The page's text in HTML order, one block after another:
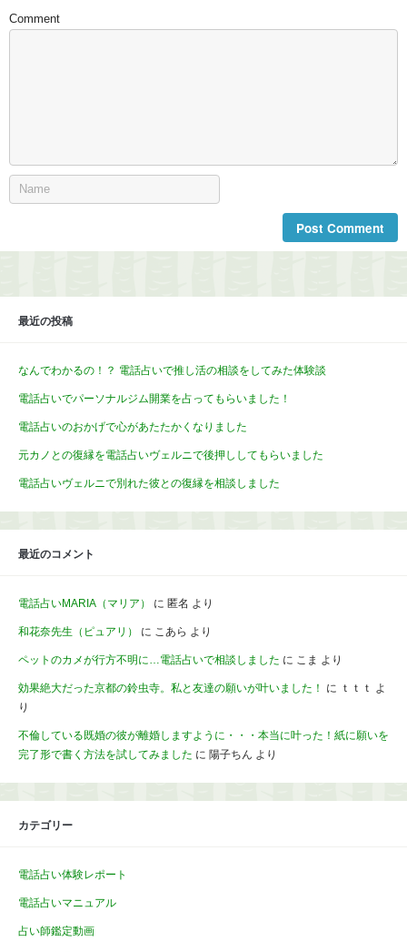
Comment
最近の投稿
なんでわかるの！？ 電話占いで推し活の相談をしてみた体験談
電話占いでパーソナルジム開業を占ってもらいました！
電話占いのおかげで心があたたかくなりました
元カノとの復縁を電話占いヴェルニで後押ししてもらいました
電話占いヴェルニで別れた彼との復縁を相談しました
最近のコメント
電話占いMARIA（マリア） に 匿名 より
和花奈先生（ピュアリ） に こあら より
ペットのカメが行方不明に…電話占いで相談しました に こま より
効果絶大だった京都の鈴虫寺。私と友達の願いが叶いました！ に ｔｔｔ よ
り
不倫している既婚の彼が離婚しますように・・・本当に叶った！紙に願いを
完了形で書く方法を試してみました に 陽子ちん より
カテゴリー
電話占い体験レポート
電話占いマニュアル
占い師鑑定動画